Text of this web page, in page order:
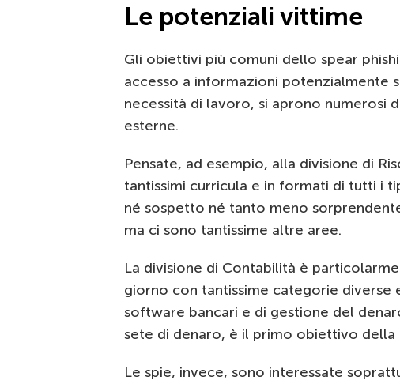
Le potenziali vittime
Gli obiettivi più comuni dello spear
accesso a informazioni potenzialmente
necessità di lavoro, si aprono numerosi
esterne.
Pensate, ad esempio, alla divisione di
tantissimi curricula e in formati di tutti i
né sospetto né tanto meno
ma ci sono tantissime altre aree.
La divisione di Contabilità è
giorno con tantissime categorie diverse
software bancari e di gestione del
sete di denaro, è il primo obiettivo della
Le spie, invece, sono interessate